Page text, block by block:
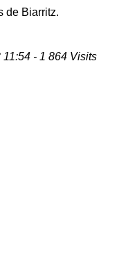
de Biarritz.
- 1 864 Visits